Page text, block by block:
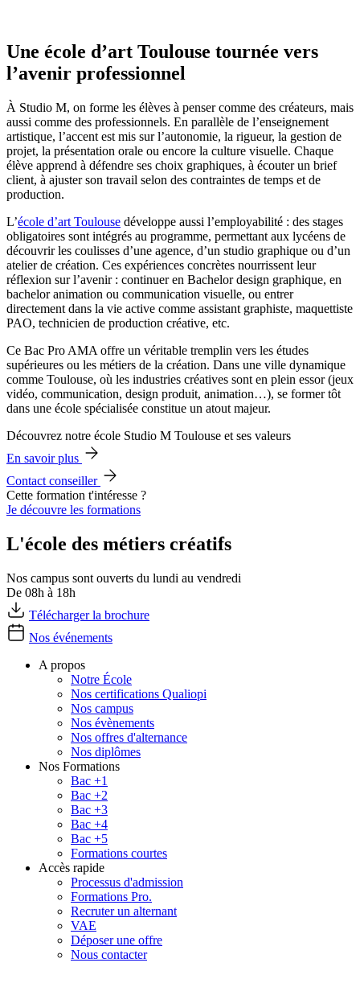
Une école d’art Toulouse tournée vers
l’avenir professionnel
À Studio M, on forme les élèves à penser comme des créateurs, mais
aussi comme des professionnels. En parallèle de l’enseignement
artistique, l’accent est mis sur l’autonomie, la rigueur, la gestion de
projet, la présentation orale ou encore la culture visuelle. Chaque
élève apprend à défendre ses choix graphiques, à écouter un brief
client, à ajuster son travail selon des contraintes de temps et de
production.
L’école d’art Toulouse développe aussi l’employabilité : des stages
obligatoires sont intégrés au programme, permettant aux lycéens de
découvrir les coulisses d’une agence, d’un studio graphique ou d’un
atelier de création. Ces expériences concrètes nourrissent leur
réflexion sur l’avenir : continuer en Bachelor design graphique, en
bachelor animation ou communication visuelle, ou entrer
directement dans la vie active comme assistant graphiste, maquettiste
PAO, technicien de production créative, etc.
Ce Bac Pro AMA offre un véritable tremplin vers les études
supérieures ou les métiers de la création. Dans une ville dynamique
comme Toulouse, où les industries créatives sont en plein essor (jeux
vidéo, communication, design produit, animation…), se former tôt
dans une école spécialisée constitue un atout majeur.
Découvrez notre école Studio M Toulouse et ses valeurs
En savoir plus
Contact conseiller
Cette formation t'intéresse ?
Je découvre les formations
L'école des métiers créatifs
Nos campus sont ouverts du lundi au vendredi
De 08h à 18h
Télécharger la brochure
Nos événements
A propos
Notre École
Nos certifications Qualiopi
Nos campus
Nos évènements
Nos offres d'alternance
Nos diplômes
Nos Formations
Bac +1
Bac +2
Bac +3
Bac +4
Bac +5
Formations courtes
Accès rapide
Processus d'admission
Formations Pro.
Recruter un alternant
VAE
Déposer une offre
Nous contacter